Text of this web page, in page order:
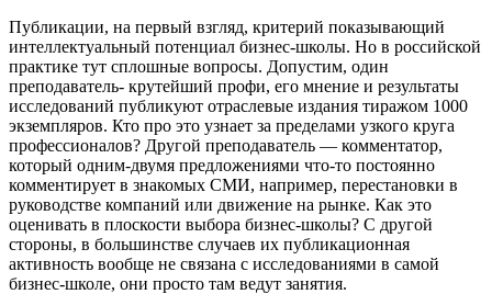
Публикации, на первый взгляд, критерий показывающий
интеллектуальный потенциал бизнес-школы. Но в российской
практике тут сплошные вопросы. Допустим, один
преподаватель- крутейший профи, его мнение и результаты
исследований публикуют отраслевые издания тиражом 1000
экземпляров. Кто про это узнает за пределами узкого круга
профессионалов? Другой преподаватель — комментатор,
который одним-двумя предложениями что-то постоянно
комментирует в знакомых СМИ, например, перестановки в
руководстве компаний или движение на рынке. Как это
оценивать в плоскости выбора бизнес-школы? С другой
стороны, в большинстве случаев их публикационная
активность вообще не связана с исследованиями в самой
бизнес-школе, они просто там ведут занятия.